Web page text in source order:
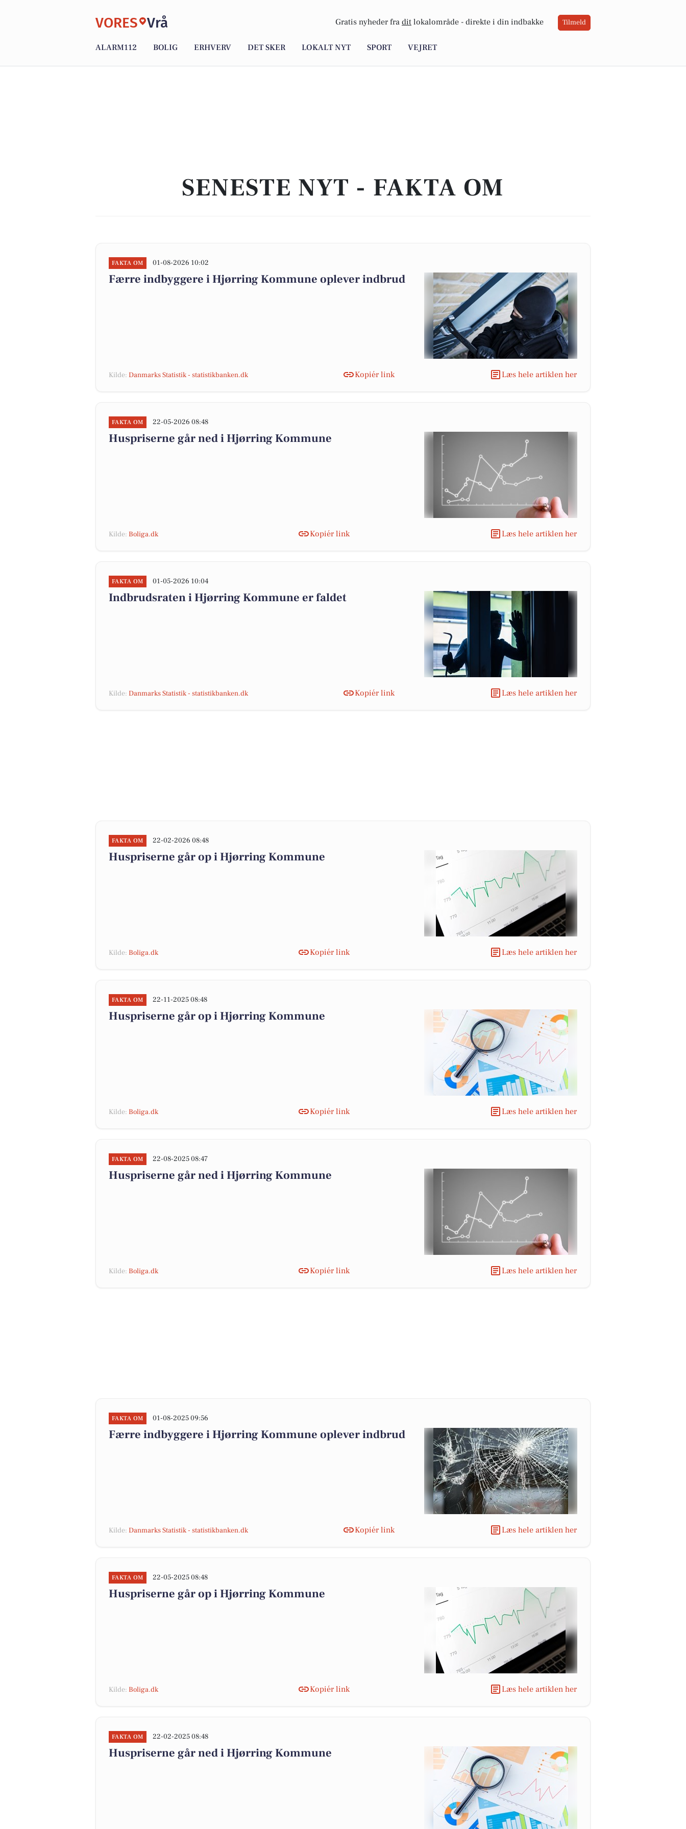
VORES Vrå Gratis nyheder fra dit lokalområde - direkte i din indbakke Tilmeld
ALARM112 BOLIG ERHVERV DET SKER LOKALT NYT SPORT VEJRET
SENESTE NYT - FAKTA OM
FAKTA OM 01-08-2026 10:02
Færre indbyggere i Hjørring Kommune oplever indbrud
Kilde: Danmarks Statistik - statistikbanken.dk Kopiér link Læs hele artiklen her
FAKTA OM 22-05-2026 08:48
Huspriserne går ned i Hjørring Kommune
Kilde: Boliga.dk Kopiér link Læs hele artiklen her
FAKTA OM 01-05-2026 10:04
Indbrudsraten i Hjørring Kommune er faldet
Kilde: Danmarks Statistik - statistikbanken.dk Kopiér link Læs hele artiklen her
FAKTA OM 22-02-2026 08:48
Huspriserne går op i Hjørring Kommune
Kilde: Boliga.dk Kopiér link Læs hele artiklen her
FAKTA OM 22-11-2025 08:48
Huspriserne går op i Hjørring Kommune
Kilde: Boliga.dk Kopiér link Læs hele artiklen her
FAKTA OM 22-08-2025 08:47
Huspriserne går ned i Hjørring Kommune
Kilde: Boliga.dk Kopiér link Læs hele artiklen her
FAKTA OM 01-08-2025 09:56
Færre indbyggere i Hjørring Kommune oplever indbrud
Kilde: Danmarks Statistik - statistikbanken.dk Kopiér link Læs hele artiklen her
FAKTA OM 22-05-2025 08:48
Huspriserne går op i Hjørring Kommune
Kilde: Boliga.dk Kopiér link Læs hele artiklen her
FAKTA OM 22-02-2025 08:48
Huspriserne går ned i Hjørring Kommune